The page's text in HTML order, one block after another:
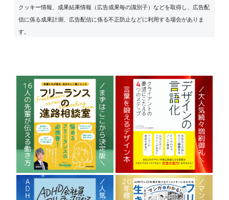
クッキー情報、成果結果情報（広告成果毎の識別子）などを取得し、広告配
信に係る成果計測、広告配信に係る不正防止などに利用する場合がありま
す。